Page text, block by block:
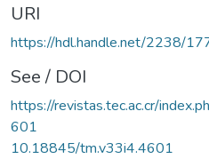
URI
https://hdl.handle.net/2238/
See / DOI
https://revistas.tec.ac.cr/
601
10.18845/tm.v33i4.4601